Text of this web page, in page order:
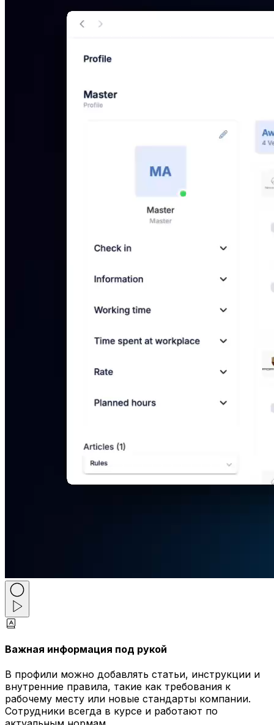
Важная информация под рукой
В профили можно добавлять статьи, инструкции и
внутренние правила, такие как требования к
рабочему месту или новые стандарты компании.
Сотрудники всегда в курсе и работают по